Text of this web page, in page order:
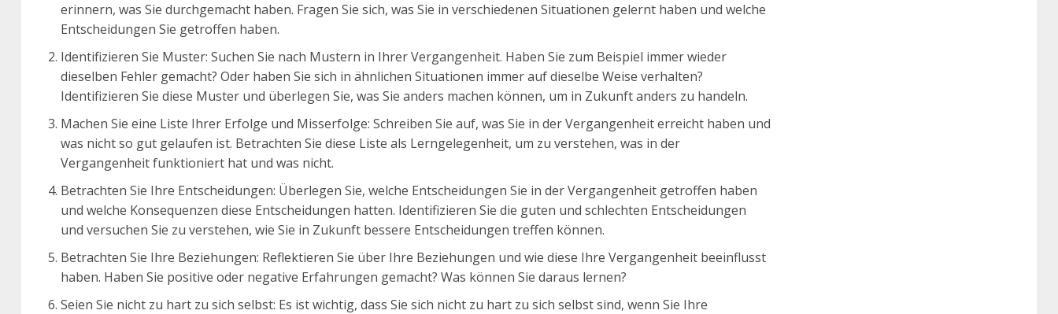
erinnern, was Sie durchgemacht haben. Fragen Sie sich, was Sie in verschiedenen Situationen gelernt haben und welche
Entscheidungen Sie getroffen haben.
Identifizieren Sie Muster: Suchen Sie nach Mustern in Ihrer Vergangenheit. Haben Sie zum Beispiel immer wieder
dieselben Fehler gemacht? Oder haben Sie sich in ähnlichen Situationen immer auf dieselbe Weise verhalten?
Identifizieren Sie diese Muster und überlegen Sie, was Sie anders machen können, um in Zukunft anders zu handeln.
Machen Sie eine Liste Ihrer Erfolge und Misserfolge: Schreiben Sie auf, was Sie in der Vergangenheit erreicht haben und
was nicht so gut gelaufen ist. Betrachten Sie diese Liste als Lerngelegenheit, um zu verstehen, was in der
Vergangenheit funktioniert hat und was nicht.
Betrachten Sie Ihre Entscheidungen: Überlegen Sie, welche Entscheidungen Sie in der Vergangenheit getroffen haben
und welche Konsequenzen diese Entscheidungen hatten. Identifizieren Sie die guten und schlechten Entscheidungen
und versuchen Sie zu verstehen, wie Sie in Zukunft bessere Entscheidungen treffen können.
Betrachten Sie Ihre Beziehungen: Reflektieren Sie über Ihre Beziehungen und wie diese Ihre Vergangenheit beeinflusst
haben. Haben Sie positive oder negative Erfahrungen gemacht? Was können Sie daraus lernen?
Seien Sie nicht zu hart zu sich selbst: Es ist wichtig, dass Sie sich nicht zu hart zu sich selbst sind, wenn Sie Ihre